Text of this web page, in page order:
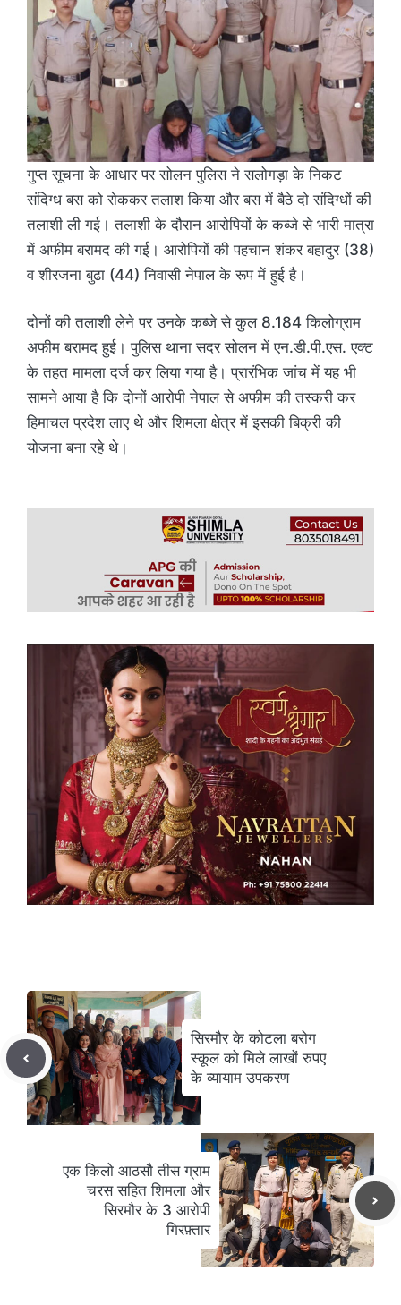
गुप्त सूचना के आधार पर सोलन पुलिस ने सलोगड़ा के निकट
संदिग्ध बस को रोककर तलाश किया और बस में बैठे दो संदिग्धों की
तलाशी ली गई। तलाशी के दौरान आरोपियों के कब्जे से भारी मात्रा
में अफीम बरामद की गई। आरोपियों की पहचान शंकर बहादुर (38)
व शीरजना बुढा (44) निवासी नेपाल के रूप में हुई है।
दोनों की तलाशी लेने पर उनके कब्जे से कुल 8.184 किलोग्राम
अफीम बरामद हुई। पुलिस थाना सदर सोलन में एन.डी.पी.एस. एक्ट
के तहत मामला दर्ज कर लिया गया है। प्रारंभिक जांच में यह भी
सामने आया है कि दोनों आरोपी नेपाल से अफीम की तस्करी कर
हिमाचल प्रदेश लाए थे और शिमला क्षेत्र में इसकी बिक्री की
योजना बना रहे थे।
सिरमौर के कोटला बरोग
स्कूल को मिले लाखों रुपए
के व्यायाम उपकरण
एक किलो आठसौ तीस ग्राम
चरस सहित शिमला और
सिरमौर के 3 आरोपी
गिरफ़्तार